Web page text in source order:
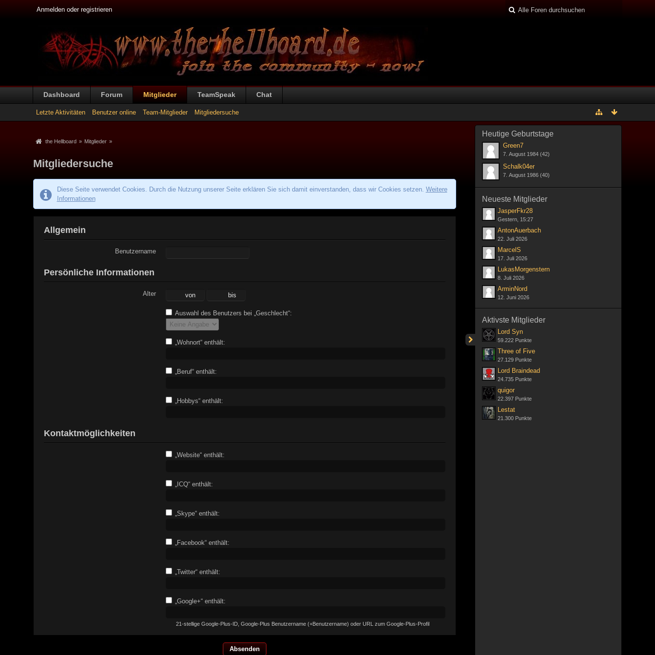
Anmelden oder registrieren
Dashboard Forum Mitglieder TeamSpeak Chat
Letzte Aktivitäten Benutzer online Team-Mitglieder Mitgliedersuche
the Hellboard » Mitglieder »
Mitgliedersuche
Diese Seite verwendet Cookies. Durch die Nutzung unserer Seite erklären Sie sich damit einverstanden, dass wir Cookies setzen. Weitere
Informationen
Allgemein
Benutzername
Persönliche Informationen
Alter
Auswahl des Benutzers bei „Geschlecht“:
„Wohnort“ enthält:
„Beruf“ enthält:
„Hobbys“ enthält:
Kontaktmöglichkeiten
„Website“ enthält:
„ICQ“ enthält:
„Skype“ enthält:
„Facebook“ enthält:
„Twitter“ enthält:
„Google+“ enthält:
21-stellige Google-Plus-ID, Google-Plus Benutzername (+Benutzername) oder URL zum Google-Plus-Profil
Heutige Geburtstage
Green7
7. August 1984 (42)
Schalk04er
7. August 1986 (40)
Neueste Mitglieder
JasperFkr28
Gestern, 15:27
AntonAuerbach
22. Juli 2026
MarcelS
17. Juli 2026
LukasMorgenstern
8. Juli 2026
ArminNord
12. Juni 2026
Aktivste Mitglieder
Lord Syn
59.222 Punkte
Three of Five
27.129 Punkte
Lord Braindead
24.735 Punkte
quigor
22.397 Punkte
Lestat
21.300 Punkte